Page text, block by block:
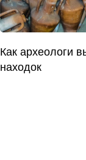
Как археологи
находок